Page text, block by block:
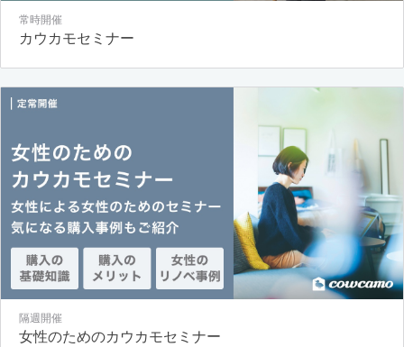
常時開催
カウカモセミナー
隔週開催
女性のためのカウカモセミナー